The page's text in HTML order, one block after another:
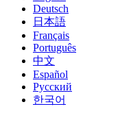
Colaboração
Colabore e itere
Baixe o Unity
Planos e preços
Implante
Multiplataforma
Treinamento imersivo
Treine em ambientes
Experiências do cliente
Crie experiências interativas
Setores
Manufatura
Ferramentas de desenvolvedor
Versões de lançamento e
Roteiro
Revisar recursos futuros
Glossário
Eventos
Eventos globais e locais
Histórias da comunidade
Made with Unity
Mostrando criadores do Unity
Treinamento profissional
Aprimore sua equipe com
É iniciante no Unity?
Conceitos básicos
Inicie seu aprendizado
Caminhos Essenciais do
Planos de sucesso
Alcance seus objetivos
Perguntas frequentes
Respostas para perguntas
Entre em contato conosco
Conecte-se com nossa equipe
Deutsch
日本語
Français
Português
中文
Español
Русский
한국어